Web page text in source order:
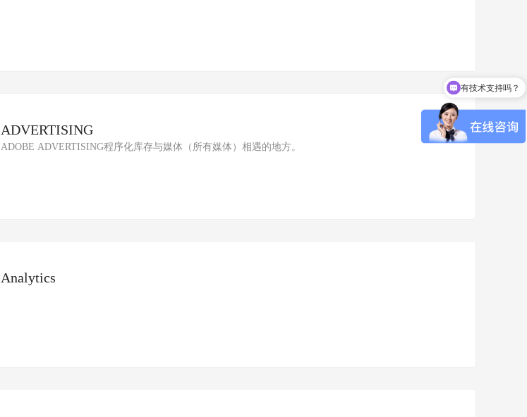
ADVERTISING
ADOBE ADVERTISING程序化库存与媒体（所有媒体）相遇的地方。
Analytics
有技术支持吗？